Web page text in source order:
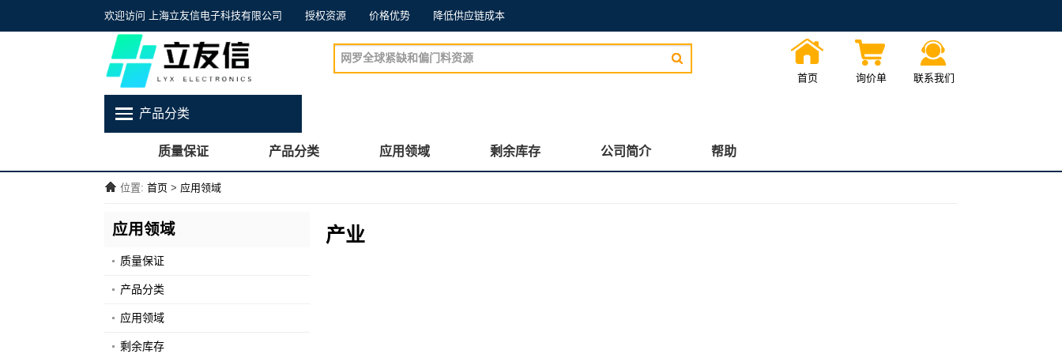
欢迎访问 上海立友信电子科技有限公司 授权资源 价格优势 降低供应链成本
首页 询价单 联系我们
产品分类
质量保证 产品分类 应用领域 剩余库存 公司简介 帮助
位置: 首页 > 应用领域
应用领域
质量保证
产品分类
应用领域
剩余库存
产业